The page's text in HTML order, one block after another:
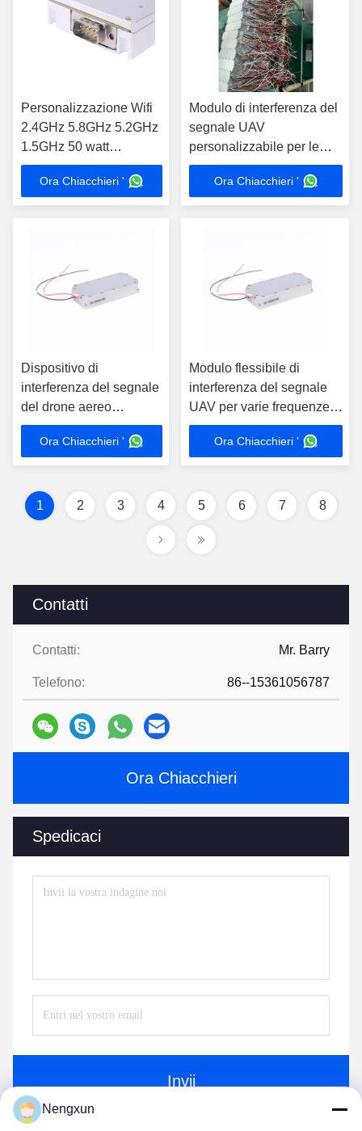
Contatti
Contatti: Mr. Barry
Telefono: 86--15361056787
Ora Chiacchieri
Spedicaci
Invii
Personalizzazione Wifi
2.4GHz 5.8GHz 5.2GHz
1.5GHz 50 watt
amplificatore a larga
banda Ham Radio di
frequenza ultraelevata rf
Ora Chiacchieri '
Modulo di interferenza del
segnale UAV
personalizzabile per le
vostre esigenze specifiche
Ora Chiacchieri '
Dispositivo di
interferenza del segnale
del drone aereo
compatto per le vostre
esigenze
Ora Chiacchieri '
Modulo flessibile di
interferenza del segnale
UAV per varie frequenze
dei droni
Ora Chiacchieri '
1 2 3 4 5 6 7 8
Nengxun